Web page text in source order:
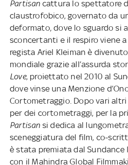
Partisancattura lo spettatore
claustrofobico, governato da
deformato, dove lo sguardo si
sconcertanti e il respiro viene
regista Ariel Kleiman è
mondiale grazie all’assurda
Love, proiettato nel 2010 al
dove vinse una Menzione
Cortometraggio. Dopo vari
per dei cortometraggi, per la
Partisansi dedica al
sceneggiatura del film, co-
è stata premiata dal
con il Mahindra Global